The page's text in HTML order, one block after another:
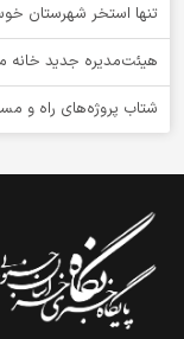
تنها استخر شهرستان
هیئت‌مدیره جدید خانه
شتاب پروژه‌های راه و